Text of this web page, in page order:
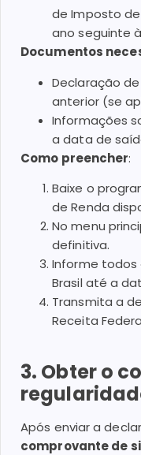
de Imposto
ano seguinte
Documentos
Declaração
anterior (se
Informações
a data de
Como preencher:
Baixe o
de Renda
No menu
definitiva.
Informe todos
Brasil até a
Transmita a
Receita
3. Obter o
Após enviar a
comprovante de